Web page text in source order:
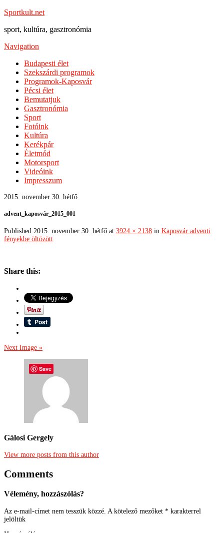
Sportkult.net
sport, kultúra, gasztronómia
Navigation
Budapesti élet
Szekszárdi programok
Programok-Kaposvár
Pécsi élet
Bemutatjuk
Gasztronómia
Sport
Fotóink
Kultúra
Kerékpár
Életmód
Motorsport
Videóink
Impresszum
2015. november 30. hétfő
advent_kaposvár_2015_001
Published 2015. november 30. hétfő at 3924 × 2138 in Kaposvár adventi
fényekbe öltözött
Share this:
Next Image »
Gálosi Gergely
View more posts from this author
Comments
Vélemény, hozzászólás?
Az e-mail-címet nem tesszük közzé. A kötelező mezőket * karakterrel
jelöltük
Save